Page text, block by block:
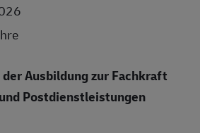
Ausbildung zur Fachkraft
Postdienstleistungen